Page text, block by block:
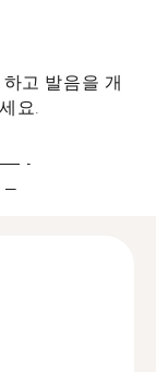
고 발음을 개
요.